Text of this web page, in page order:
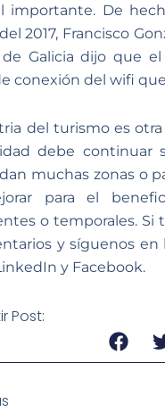
importante. De
2017, Francisco
Galicia dijo que
conexión del wifi
del turismo es
debe continuar
muchas zonas o
para el
o temporales. Si
y síguenos en
y Facebook.
Post: